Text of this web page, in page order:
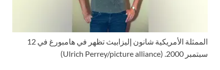
الممثلة الأمريكية شانون إليزابيث تظهر في هامبورغ في 12
سبتمبر 2000.
(Ulrich Perrey/picture alliance)